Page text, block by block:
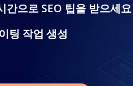
간으로 SEO 팁을 받으세요
팅 작업 생성